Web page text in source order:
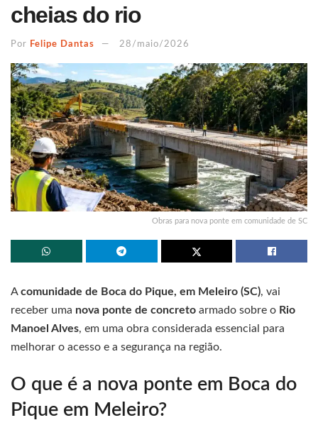
cheias do rio
Por Felipe Dantas 28/maio/2026
Obras para nova ponte em comunidade de SC
Acomunidade de Boca do Pique, em Meleiro (SC), vai
receber uma nova ponte de concreto armado sobre o Rio
Manoel Alves, em uma obra considerada essencial para
melhorar o acesso e a segurança na região.
O que é a nova ponte em Boca do
Pique em Meleiro?